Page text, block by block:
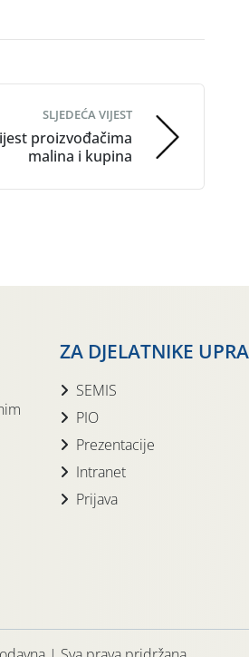
SLJEDEĆA VIJEST
proizvođačima
malina i kupina
ZA DJELATNIKE
SEMIS
PIO
Prezentacije
Intranet
Prijava